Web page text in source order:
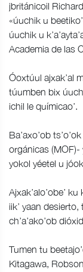
jbritánicoil
«úuchik u
úuchik u
Academia de las
Óoxtúul ajxak’al
túumben bix
ichil le químicao’.
Ba’axo’ob
orgánicas (MOF)-
yokol yéetel u
Ajxak’alo’obe’ ku
iik’ yaan desierto,
ch’a’ako’ob
Tumen tu
Kitagawa,